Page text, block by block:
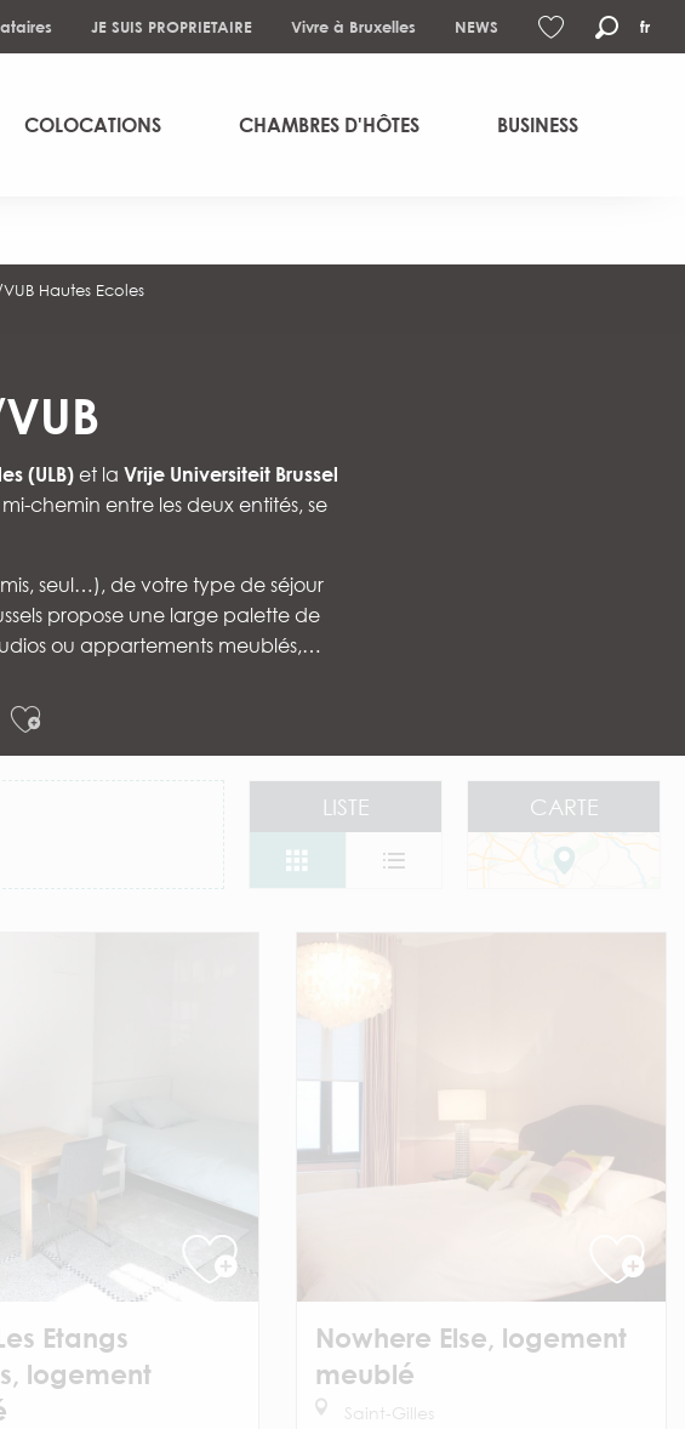
fr
JE SUIS PROPRIETAIRE Vivre à Bruxelles NEWS
COLOCATIONS CHAMBRES D'HÔTES BUSINESS
VUB Hautes Ecoles
(ULB)et la Vrije Universiteit Brussel
chemin entre les deux entités, se
seul…), de votre type de séjour
propose une large palette de
ou appartements meublés,…
Ajouter aux favoris
LISTE CARTE
Etangs
logement
Nowhere Else, logement
meublé
Saint-Gilles